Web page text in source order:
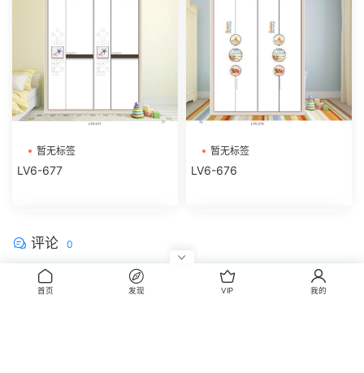
暂无标签
LV6-677
暂无标签
LV6-676
评论 0
首页 发现 VIP 我的